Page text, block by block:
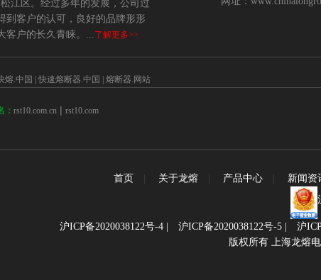
江区。经过多年的发展，公司过
到客户的认可，良好的品牌形形
客户的长久青睐。...了解更多>>
熔.中国 快速熔断器.中国 熔断器.网站
： rst10.com.cn | rst10.com
首页 关于龙熔 产品中心 新闻资
沪ICP备2020038122号-4| 沪ICP备2020038122号-5| 沪
版权所有 上海龙熔